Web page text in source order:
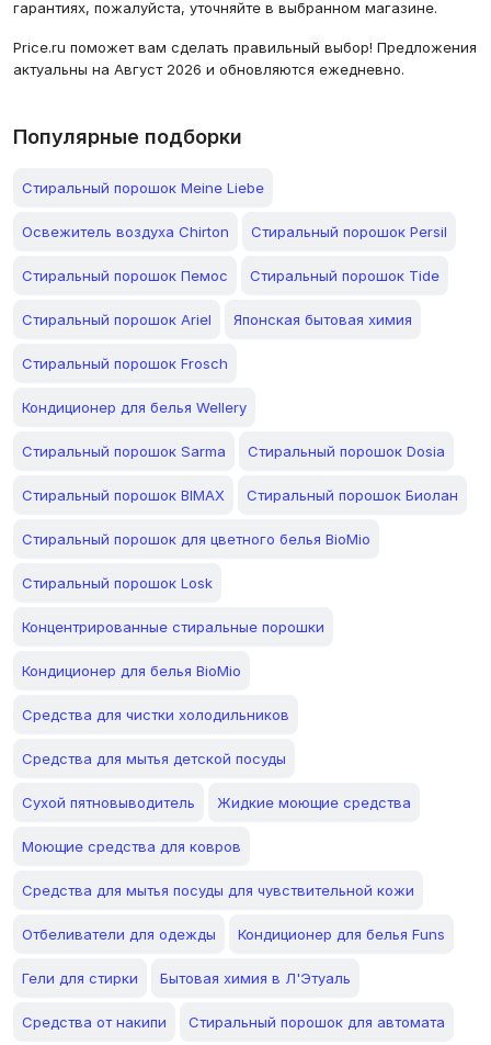
гарантиях, пожалуйста, уточняйте в выбранном магазине.
Price.ru поможет вам сделать правильный выбор! Предложения
актуальны на Август 2026 и обновляются ежедневно.
Популярные подборки
Стиральный порошок Meine Liebe
Освежитель воздуха Chirton Стиральный порошок Persil
Стиральный порошок Пемос Стиральный порошок Tide
Стиральный порошок Ariel Японская бытовая химия
Стиральный порошок Frosch
Кондиционер для белья Wellery
Стиральный порошок Sarma Стиральный порошок Dosia
Стиральный порошок BIMAX Стиральный порошок Биолан
Стиральный порошок для цветного белья BioMio
Стиральный порошок Losk
Концентрированные стиральные порошки
Кондиционер для белья BioMio
Средства для чистки холодильников
Средства для мытья детской посуды
Сухой пятновыводитель Жидкие моющие средства
Моющие средства для ковров
Средства для мытья посуды для чувствительной кожи
Отбеливатели для одежды Кондиционер для белья Funs
Гели для стирки Бытовая химия в Л'Этуаль
Средства от накипи Стиральный порошок для автомата